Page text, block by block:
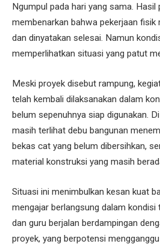
Ngumpul pada hari yang sama. Hasil
membenarkan bahwa pekerjaan fisik
dan dinyatakan selesai. Namun
memperlihatkan situasi yang patut
Meski proyek disebut rampung,
telah kembali dilaksanakan dalam
belum sepenuhnya siap digunakan.
masih terlihat debu bangunan
bekas cat yang belum dibersihkan,
material konstruksi yang masih
Situasi ini menimbulkan kesan kuat
mengajar berlangsung dalam
dan guru berjalan berdampingan
proyek, yang berpotensi